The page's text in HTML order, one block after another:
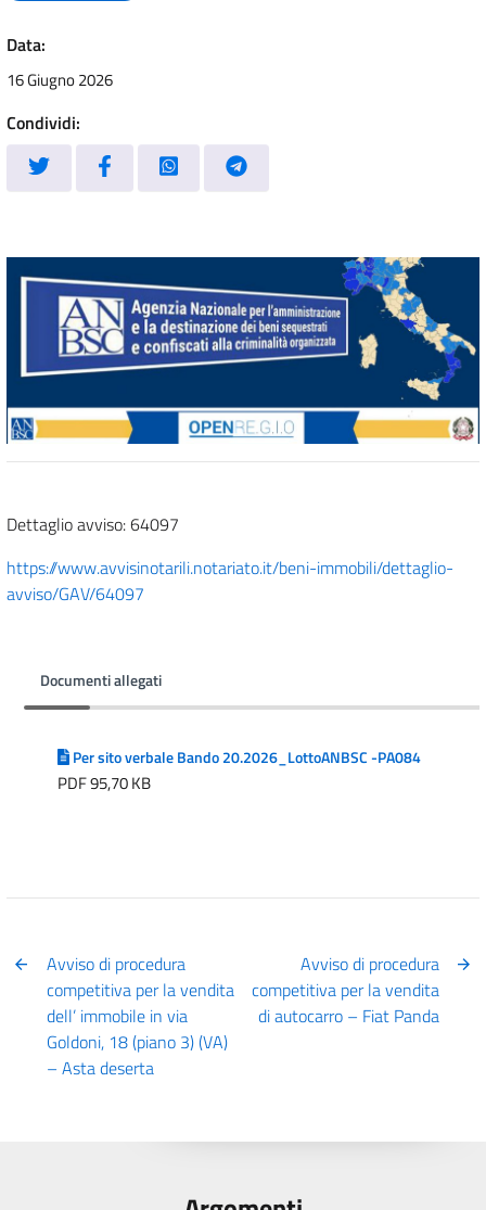
Data:
16 Giugno 2026
Condividi:
Dettaglio avviso: 64097
https://www.avvisinotarili.notariato.it/beni-immobili/dettaglio-
avviso/GAV/64097
Documenti allegati
Per sito verbale Bando 20.2026_LottoANBSC -PA084
PDF 95,70 KB
Avviso di procedura
competitiva per la vendita
dell’ immobile in via
Goldoni, 18 (piano 3) (VA)
– Asta deserta
Avviso di procedura
competitiva per la vendita
di autocarro – Fiat Panda